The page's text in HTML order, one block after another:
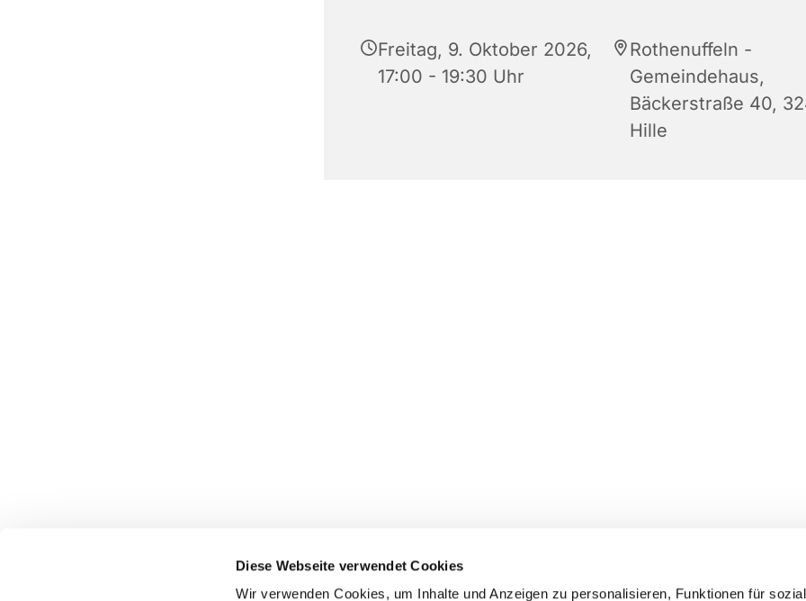
Diese Webseite verwendet Cookies
Wir verwenden Cookies, um Inhalte und Anzeigen zu personalisieren, Funktionen für
Freitag, 9. Oktober 2026,
17:00 - 19:30 Uhr
Rothenuffeln -
Gemeindehaus,
Bäckerstraße 40,
Hille